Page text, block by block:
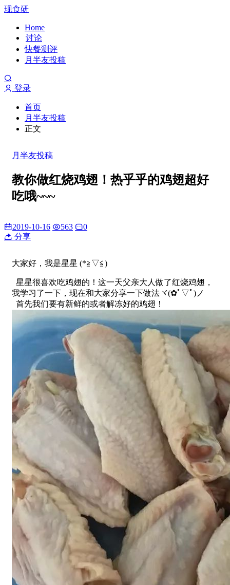
现食研
Home
讨论
快餐测评
月半友投稿
登录
首页
月半友投稿
正文
月半友投稿
教你做红烧鸡翅！热乎乎的鸡翅超好
吃哦~~~
2019-10-16 563
0
分享
大家好，我是星星 (*≧▽≦)
星星很喜欢吃鸡翅的！这一天父亲大人做了红烧鸡翅，
我学习了一下，现在和大家分享一下做法ヾ(✿ﾟ▽ﾟ)ノ
首先我们要有新鲜的或者解冻好的鸡翅！